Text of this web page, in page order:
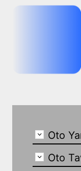
Oto
Oto